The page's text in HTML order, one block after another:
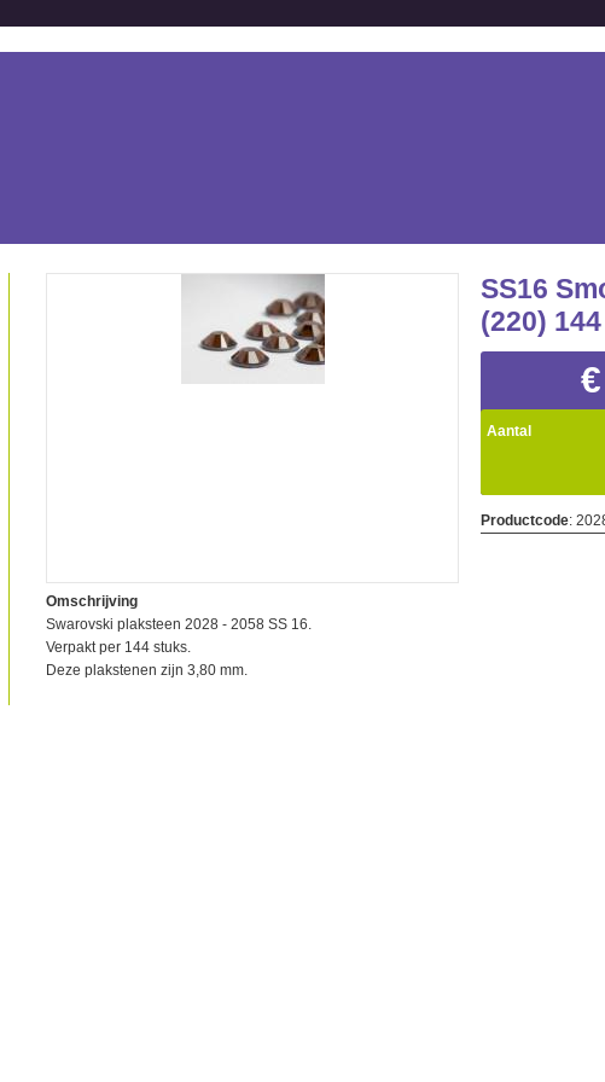
SS16
(220)
Aantal
Productcode:
Omschrijving
Swarovski plaksteen 2028 - 2058 SS 16.
Verpakt per 144 stuks.
Deze plakstenen zijn 3,80 mm.